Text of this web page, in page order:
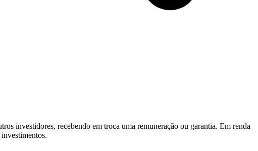
investidores, recebendo em troca uma remuneração ou garantia. Em renda